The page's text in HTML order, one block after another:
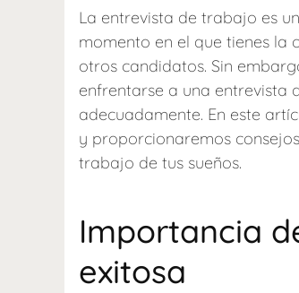
La entrevista de trabajo es
momento en el que tienes
otros candidatos. Sin
enfrentarse a una entrevista
adecuadamente. En este
y proporcionaremos
trabajo de tus sueños.
Importancia
exitosa